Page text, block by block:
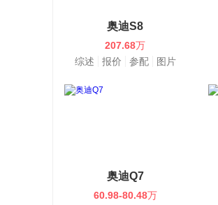
奥迪S8
207.68万
综述
报价 参配 图片
奥迪Q7
60.98-80.48万